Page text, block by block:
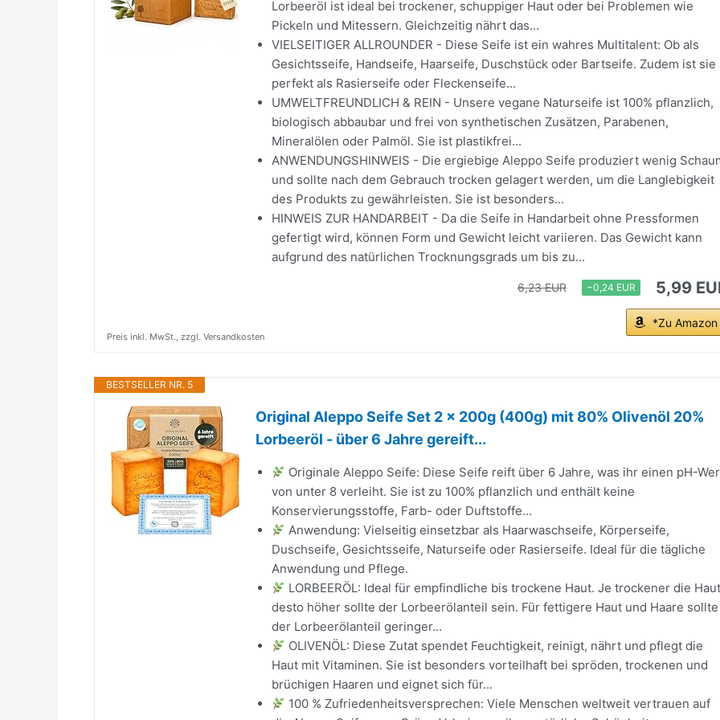
Lorbeeröl ist ideal bei trockener, schuppiger Haut oder bei Problemen wie
Pickeln und Mitessern. Gleichzeitig nährt das...
VIELSEITIGER ALLROUNDER - Diese Seife ist ein wahres Multitalent: Ob als
Gesichtsseife, Handseife, Haarseife, Duschstück oder Bartseife. Zudem ist sie
perfekt als Rasierseife oder Fleckenseife...
UMWELTFREUNDLICH & REIN - Unsere vegane Naturseife ist 100% pflanzlich,
biologisch abbaubar und frei von synthetischen Zusätzen, Parabenen,
Mineralölen oder Palmöl. Sie ist plastikfrei...
ANWENDUNGSHINWEIS - Die ergiebige Aleppo Seife produziert wenig
und sollte nach dem Gebrauch trocken gelagert werden, um die Langlebigkeit
des Produkts zu gewährleisten. Sie ist besonders...
HINWEIS ZUR HANDARBEIT - Da die Seife in Handarbeit ohne Pressformen
gefertigt wird, können Form und Gewicht leicht variieren. Das Gewicht kann
aufgrund des natürlichen Trocknungsgrads um bis zu...
6,23 EUR −0,24 EUR 5,99
*Zu Amazon
Preis inkl. MwSt., zzgl. Versandkosten
BESTSELLER NR. 5
Original Aleppo Seife Set 2 x 200g (400g) mit 80% Olivenöl 20%
Lorbeeröl - über 6 Jahre gereift...
Originale Aleppo Seife: Diese Seife reift über 6 Jahre, was ihr einen pH-
von unter 8 verleiht. Sie ist zu 100% pflanzlich und enthält keine
Konservierungsstoffe, Farb- oder Duftstoffe...
Anwendung: Vielseitig einsetzbar als Haarwaschseife, Körperseife,
Duschseife, Gesichtsseife, Naturseife oder Rasierseife. Ideal für die tägliche
Anwendung und Pflege.
LORBEERÖL: Ideal für empfindliche bis trockene Haut. Je trockener die
desto höher sollte der Lorbeerölanteil sein. Für fettigere Haut und Haare sollte
der Lorbeerölanteil geringer...
OLIVENÖL: Diese Zutat spendet Feuchtigkeit, reinigt, nährt und pflegt die
Haut mit Vitaminen. Sie ist besonders vorteilhaft bei spröden, trockenen und
brüchigen Haaren und eignet sich für...
100 % Zufriedenheitsversprechen: Viele Menschen weltweit vertrauen auf